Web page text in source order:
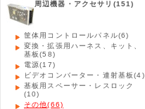
周辺機器・アクセサリ (151)
筐体用コントロールパネル(6)
変換・拡張用ハーネス、キット、
基板(58)
電源(17)
ビデオコンバーター・連射基板(4)
基板用スペーサー・レスロック
(10)
その他(66)